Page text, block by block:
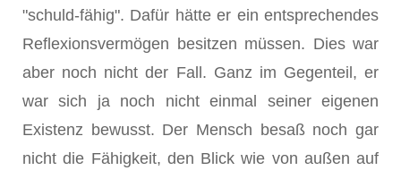
"schuld-fähig". Dafür hätte er ein entsprechendes
Reflexionsvermögen besitzen müssen. Dies war
aber noch nicht der Fall. Ganz im Gegenteil, er
war sich ja noch nicht einmal seiner eigenen
Existenz bewusst. Der Mensch besaß noch gar
nicht die Fähigkeit, den Blick wie von außen auf